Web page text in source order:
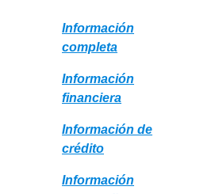
Información
completa
Información
financiera
Información de
crédito
Información